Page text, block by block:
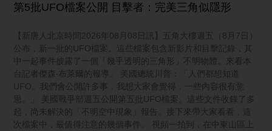
第5批UFO檔案公開 目擊者：完美三角似隱形
【新唐人北京時間2026年08月08日訊】五角大樓週五（8月7日）
公布，新一批的UFO檔案。這些檔案包含新影片和目擊記錄，其
中一起事件披露了一個「幾乎透明的三角形」不明物體。來看本
台記者傑森‧布萊爾的報導。 美國總統川普：「人們都想知道
UFO。我們會公開許多事，我想大家會覺得，一些內容很有意
思。」 美國戰爭部週五公開第五批UFO檔案。這些文件收錄了多
起，尚未解決的「不明空中現象」報告。接下來帶大家看看，這
次檔案中，最值得注意的幾個事件。 視頻一拍到，在中東山區上